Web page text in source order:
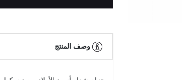
وصف المنتج